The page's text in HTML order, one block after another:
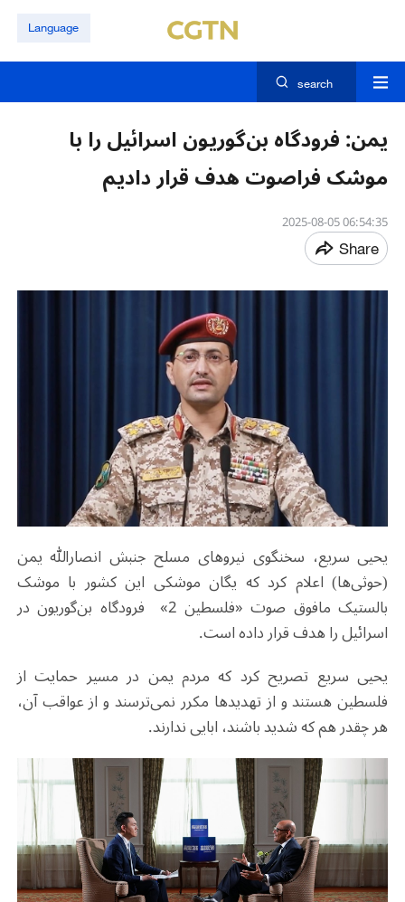
Language
search
یمن: فرودگاه بن‌گوریون اسرائیل را با
موشک فراصوت هدف قرار دادیم
06:54:35 2025-08-05
Share
یحیی سریع، سخنگوی نیروهای مسلح جنبش انصارالله یمن
(حوثی‌ها) اعلام کرد که یگان موشکی این کشور با موشک
بالستیک مافوق صوت «فلسطین 2» فرودگاه بن‌گوریون در
اسرائیل را هدف قرار داده است.
یحیی سریع تصریح کرد که مردم یمن در مسیر حمایت از
فلسطین هستند و از تهدیدها مکرر نمی‌ترسند و از عواقب آن،
هر چقدر هم که شدید باشند، ابایی ندارند.